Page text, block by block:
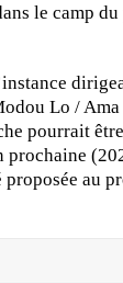
le camp
Lo / Ama
pourrait
prochaine
au